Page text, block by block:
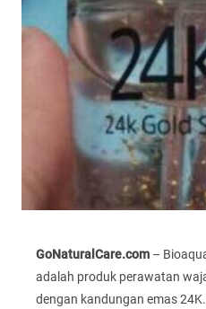
GoNaturalCare.com –
adalah produk perawatan
dengan kandungan emas